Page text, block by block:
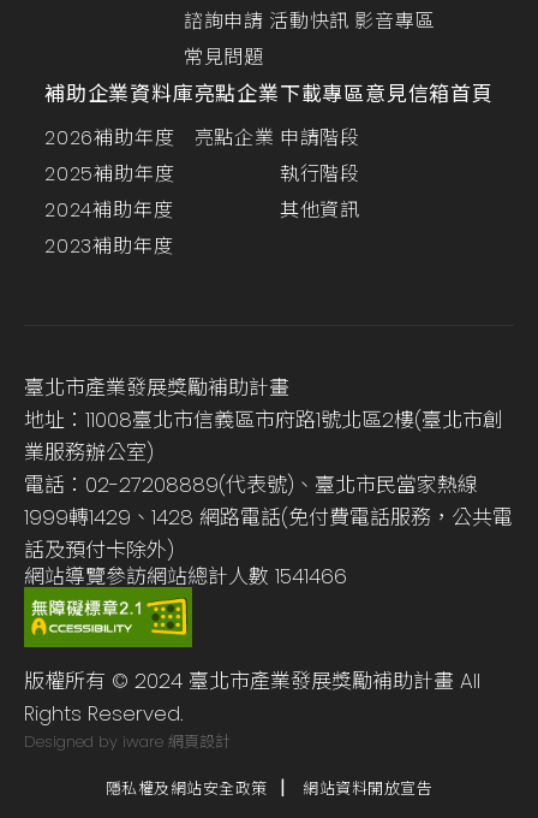
諮詢申請
常見問題
活動快訊 影音專區
補助企業資料庫
2026補助年度
2025補助年度
2024補助年度
2023補助年度
亮點企業
亮點企業
下載專區
申請階段
執行階段
其他資訊
意見信箱首頁
臺北市產業發展獎勵補助計畫
地址：11008臺北市信義區市府路1號北區2樓(臺北市創
業服務辦公室)
電話：02-27208889(代表號)、臺北市民當家熱線
1999轉1429、1428 網路電話(免付費電話服務，公共電
話及預付卡除外)
網站導覽參訪網站總計人數 1541466
版權所有 © 2024 臺北市產業發展獎勵補助計畫 All
Rights Reserved.
Designed by iware 網頁設計
隱私權及網站安全政策 網站資料開放宣告